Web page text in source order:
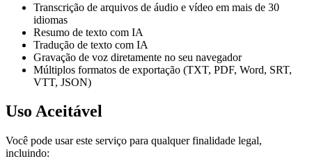
Leia Suas Mensagens
Memorando de Voz para Texto
Memorandos Apple e Android
Transcrição de Podcast
Episódio Completo para Texto
Gravador de Voz
Transcrição de arquivos de áudio e vídeo em mais de 30
idiomas
Resumo de texto com IA
Tradução de texto com IA
Gravação de voz diretamente no seu navegador
Múltiplos formatos de exportação (TXT, PDF, Word, SRT,
VTT, JSON)
Uso Aceitável
Você pode usar este serviço para qualquer finalidade legal,
incluindo: